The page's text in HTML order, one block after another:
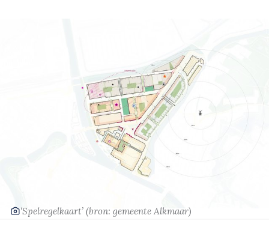
‘Spelregelkaart’ (bron: gemeente Alkmaar)